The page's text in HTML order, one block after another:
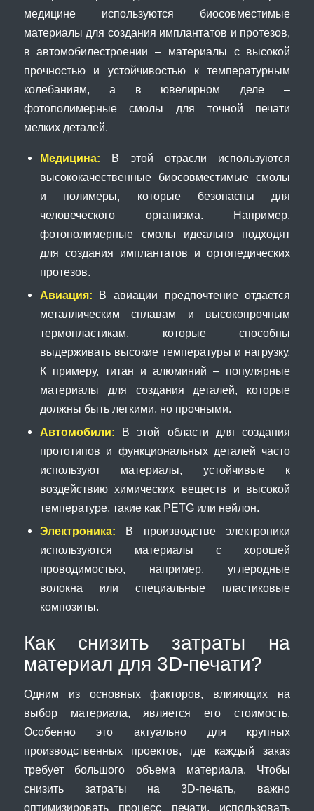
медицине используются биосовместимые
материалы для создания имплантатов и протезов,
в автомобилестроении – материалы с высокой
прочностью и устойчивостью к температурным
колебаниям, а в ювелирном деле –
фотополимерные смолы для точной печати
мелких деталей.
Медицина: В этой отрасли используются
высококачественные биосовместимые смолы
и полимеры, которые безопасны для
человеческого организма. Например,
фотополимерные смолы идеально подходят
для создания имплантатов и ортопедических
протезов.
Авиация: В авиации предпочтение отдается
металлическим сплавам и высокопрочным
термопластикам, которые способны
выдерживать высокие температуры и нагрузку.
К примеру, титан и алюминий – популярные
материалы для создания деталей, которые
должны быть легкими, но прочными.
Автомобили: В этой области для создания
прототипов и функциональных деталей часто
используют материалы, устойчивые к
воздействию химических веществ и высокой
температуре, такие как PETG или нейлон.
Электроника: В производстве электроники
используются материалы с хорошей
проводимостью, например, углеродные
волокна или специальные пластиковые
композиты.
Как снизить затраты на
материал для 3D-печати?
Одним из основных факторов, влияющих на
выбор материала, является его стоимость.
Особенно это актуально для крупных
производственных проектов, где каждый заказ
требует большого объема материала. Чтобы
снизить затраты на 3D-печать, важно
оптимизировать процесс печати, использовать